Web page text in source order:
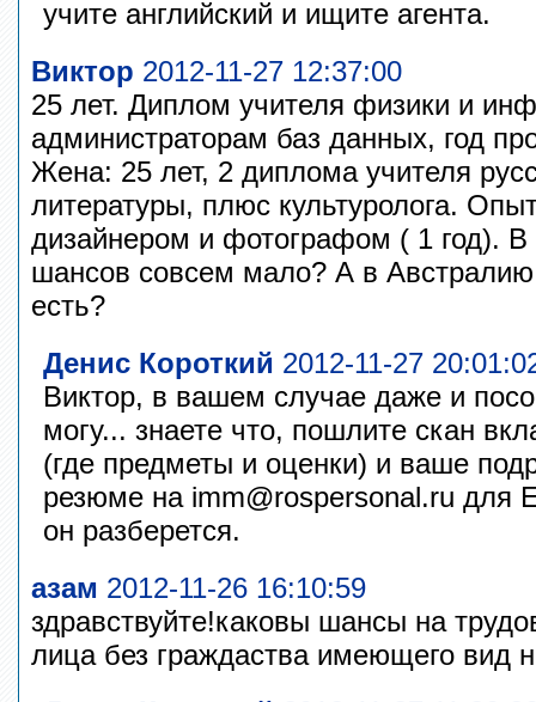
учите английский и ищите агента.
Виктор 2012-11-27 12:37:00
25 лет. Диплом учителя физики и
администраторам баз данных, год
Жена: 25 лет, 2 диплома учителя
литературы, плюс культуролога.
дизайнером и фотографом ( 1 год). В
шансов совсем мало? А в
есть?
Денис Короткий 2012-11-27
Виктор, в вашем случае даже и
могу... знаете что, пошлите скан
(где предметы и оценки) и ваше
резюме на imm@rospersonal.ru для
он разберется.
азам 2012-11-26 16:10:59
здравствуйте!каковы шансы на
лица без граждаства имеющего вид